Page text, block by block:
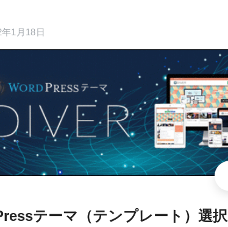
年1月18日
テーマ（テンプレート）選択